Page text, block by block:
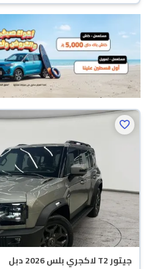
جيتور T2 لاكجري بلس 2026 دبل